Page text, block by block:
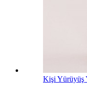
Kişi Yürüyüş